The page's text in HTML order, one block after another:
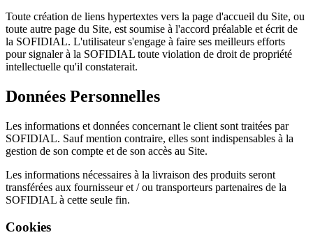
Toute création de liens hypertextes vers la page d'accueil du Site, ou
toute autre page du Site, est soumise à l'accord préalable et écrit de
la SOFIDIAL. L'utilisateur s'engage à faire ses meilleurs efforts
pour signaler à la SOFIDIAL toute violation de droit de propriété
intellectuelle qu'il constaterait.
Données Personnelles
Les informations et données concernant le client sont traitées par
SOFIDIAL. Sauf mention contraire, elles sont indispensables à la
gestion de son compte et de son accès au Site.
Les informations nécessaires à la livraison des produits seront
transférées aux fournisseur et / ou transporteurs partenaires de la
SOFIDIAL à cette seule fin.
Cookies